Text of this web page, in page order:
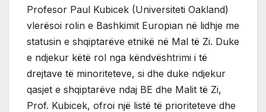
Profesor Paul Kubicek (Universiteti Oakland)
vlerësoi rolin e Bashkimit Europian në lidhje me
statusin e shqiptarëve etnikë në Mal të Zi. Duke
e ndjekur këtë rol nga këndvështrimi i të
drejtave të minoriteteve, si dhe duke ndjekur
qasjet e shqiptarëve ndaj BE dhe Malit të Zi,
Prof. Kubicek, ofroi një listë të prioriteteve dhe